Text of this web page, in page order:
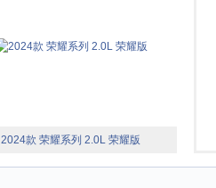
2024款 荣耀系列 2.0L 荣耀版